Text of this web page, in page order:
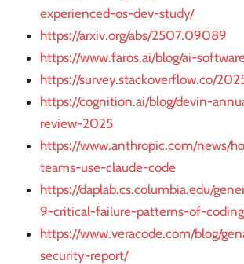
experienced-os-dev-study/
https://arxiv.org/abs/2507.09089
https://www.faros.ai/blog/ai-
https://survey.stackoverflow.co/
https://cognition.ai/blog/devin-
review-2025
https://www.anthropic.com/news/
teams-use-claude-code
https://daplab.cs.columbia.edu/
9-critical-failure-patterns-of-
https://www.veracode.com/blog/
security-report/